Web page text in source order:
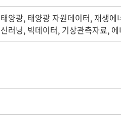
태양광, 태양광 자원데이터, 재생에
신러닝, 빅데이터, 기상관측자료,